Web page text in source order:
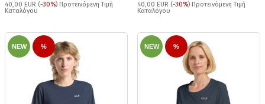
40,00 EUR (-30%) Προτεινόμενη Τιμή
Καταλόγου
40,00 EUR (-30%) Προτεινόμενη Τιμή
Καταλόγου
NEW % NEW %